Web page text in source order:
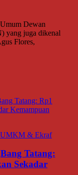
Dewan
yang juga dikenal
Flores,
UMKM & Ekraf
Tatang:
Sekadar